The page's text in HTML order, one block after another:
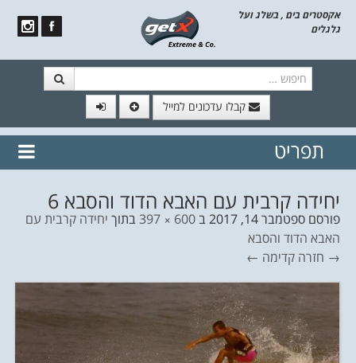
אקסטרים בים , בשלג ועל
גלגלים
קבלו עדכונים למייל
// הצטרף לרשימת תפוצה!
נשמח
תפריט
יחידה קרבית עם האבא הדוד והסבא 6
פורסם ספטמבר 14, 2017 ב600 × 397 בתוך יחידה קרבית עם
האבא הדוד והסבא
→ חזרה קדימה ←